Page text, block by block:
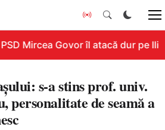
Mircea Govor îl atacă dur pe
s-a stins prof. univ.
personalitate de seamă a